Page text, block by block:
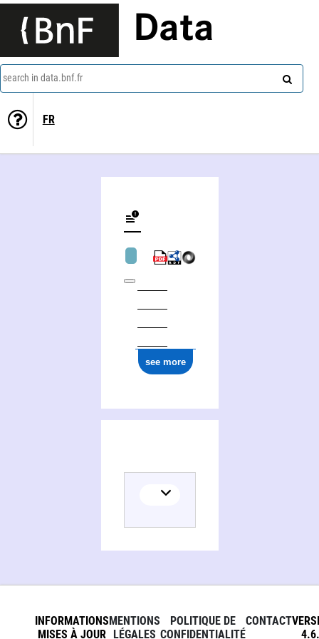
Data
search in data.bnf.fr
FR
see more
INFORMATIONS
MISES À JOUR
MENTIONS
LÉGALES
POLITIQUE DE
CONFIDENTIALITÉ
CONTACT